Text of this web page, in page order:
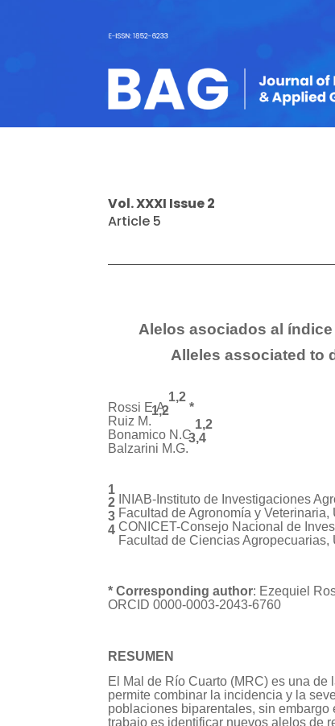
Vol. XXXI Issue 2
Article 5
Alelos asociados al
Alleles associated to
Rossi E.A.
1,2
*
Ruiz M.
1,2
Bonamico N.C.
1,2
Balzarini M.G.
3,4
1
INIAB-Instituto de Investigaciones
2
Facultad de Agronomía y
3
CONICET-Consejo Nacional de
4
Facultad de Ciencias
* Corresponding author: Ezequiel
ORCID 0000-0003-2043-6760
RESUMEN
El Mal de Río Cuarto (MRC) es una
permite combinar la incidencia y la
poblaciones biparentales, sin
trabajo es identificar nuevos alelos de